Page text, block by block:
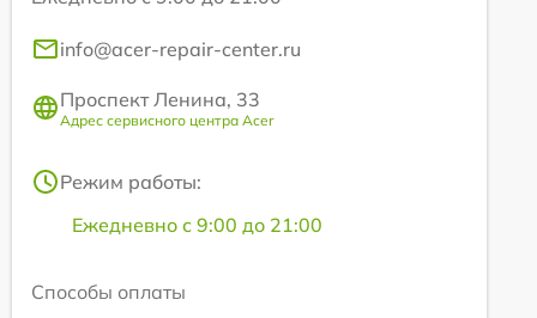
info@acer-repair-center.ru
Проспект Ленина, 33
Адрес сервисного центра Acer
Режим работы:
Ежедневно с 9:00 до 21:00
Способы оплаты